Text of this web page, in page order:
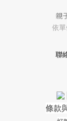
親
依
聯
條款